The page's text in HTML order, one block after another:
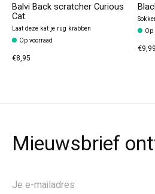
Balvi Back scratcher Curious
Cat
Laat deze kat je rug krabben
Op voorraad
€8,95
Op
€9,99
Mieuwsbrief